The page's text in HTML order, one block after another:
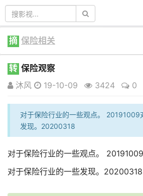
摘 保险相关
转 保险观察
沐风
19-10-09 3424 0
对于保险行业的一些观点。 20191009
发现。20200318
对于保险行业的一些观点。 20191009
对于保险行业的一些发现。